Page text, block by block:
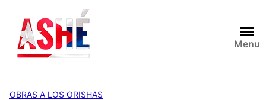
contenido
Menu
OBRAS A LOS ORISHAS